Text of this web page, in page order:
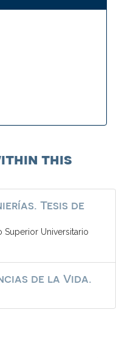
this
Tesis de
Superior Universitario
de la Vida.